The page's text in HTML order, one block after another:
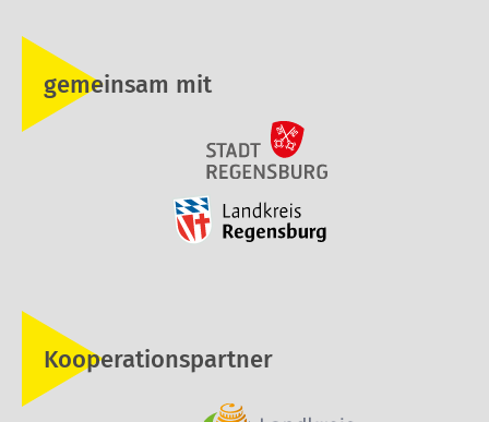
gemeinsam mit
Kooperationspartner